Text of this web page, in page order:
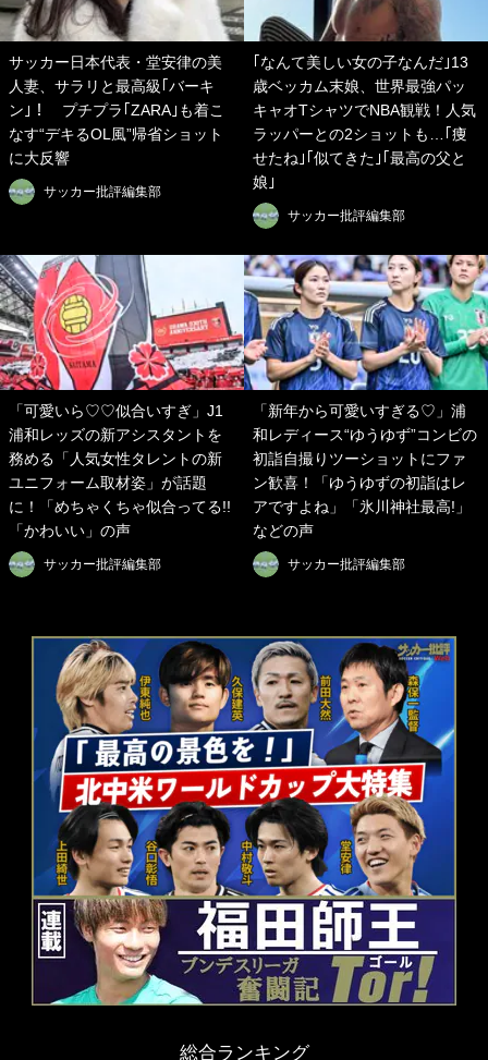
サッカー日本代表・堂安律の美
人妻、サラリと最高級｢バーキ
ン｣！ プチプラ｢ZARA｣も着こ
なす“デキるOL風”帰省ショット
に大反響
サッカー批評編集部
｢なんて美しい女の子なんだ｣13
歳ベッカム末娘、世界最強パッ
キャオTシャツでNBA観戦！人気
ラッパーとの2ショットも…｢痩
せたね｣｢似てきた｣｢最高の父と
娘｣
サッカー批評編集部
「可愛いら♡♡似合いすぎ」J1
浦和レッズの新アシスタントを
務める「人気女性タレントの新
ユニフォーム取材姿」が話題
に！「めちゃくちゃ似合ってる!!
「かわいい」の声
サッカー批評編集部
「新年から可愛いすぎる♡」浦
和レディース“ゆうゆず”コンビの
初詣自撮りツーショットにファ
ン歓喜！「ゆうゆずの初詣はレ
アですよね」「氷川神社最高!」
などの声
サッカー批評編集部
総合ランキング